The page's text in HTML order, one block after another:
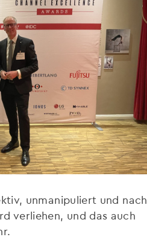
unmanipuliert und nach
verliehen, und das auch